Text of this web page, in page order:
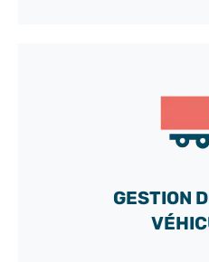
GESTION
et découvrez toutes les
C'est